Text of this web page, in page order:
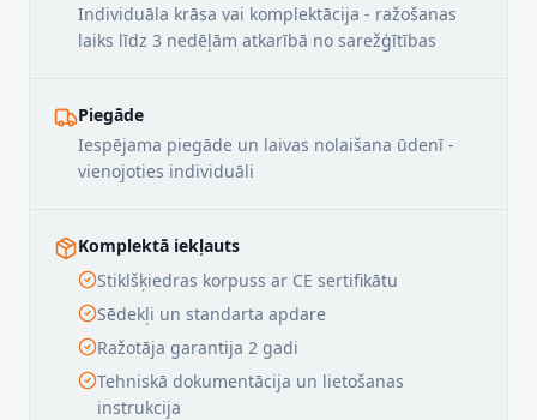
Individuāla krāsa vai komplektācija - ražošanas
laiks līdz 3 nedēļām atkarībā no sarežģītības
Piegāde
Iespējama piegāde un laivas nolaišana ūdenī -
vienojoties individuāli
Komplektā iekļauts
Stiklšķiedras korpuss ar CE sertifikātu
Sēdekļi un standarta apdare
Ražotāja garantija 2 gadi
Tehniskā dokumentācija un lietošanas
instrukcija